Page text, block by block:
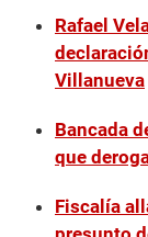
Rafael
Villanueva
Bancada
que
Fiscalía